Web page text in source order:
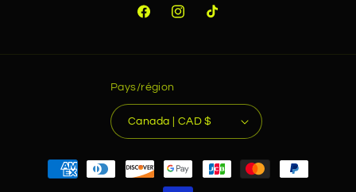
FacebookInstagram
TikTok
Pays/région
Canada | CAD $
Moyens